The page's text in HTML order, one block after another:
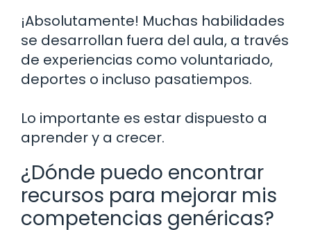
¡Absolutamente! Muchas habilidades
se desarrollan fuera del aula, a través
de experiencias como voluntariado,
deportes o incluso pasatiempos.
Lo importante es estar dispuesto a
aprender y a crecer.
¿Dónde puedo encontrar
recursos para mejorar mis
competencias genéricas?